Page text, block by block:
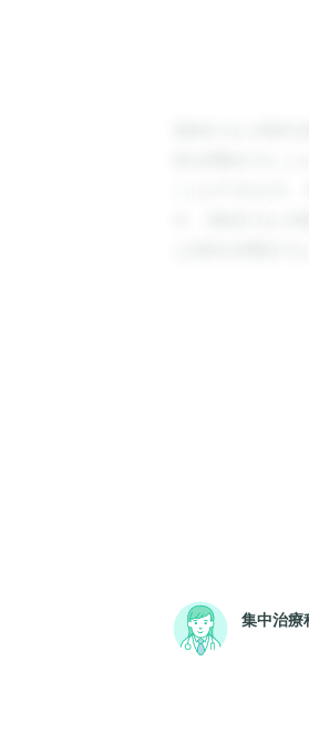
登録すると回答
答を閲覧するこ
ことができます
す。登録すると
と回答を閲覧す
集中治